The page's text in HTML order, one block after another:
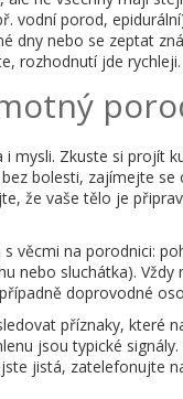
vodní porod,
dny nebo se zeptat
rozhodnutí jde rychleji.
mysli. Zkuste si projít
bolesti, zajímejte
že vaše tělo je
věcmi na porodnici:
nebo sluchátka).
doprovodné
příznaky, které
jsou typické
jistá, zatelefonujte